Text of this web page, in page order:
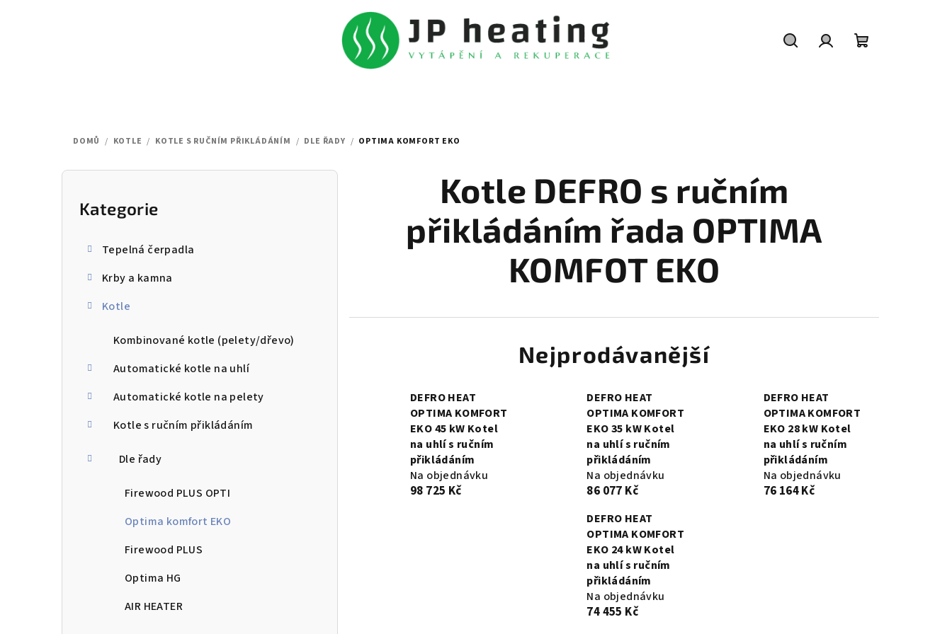
DOMŮ / KOTLE / KOTLE S RUČNÍM PŘIKLÁDÁNÍM / DLE ŘADY / OPTIMA KOMFORT EKO
P
Přeskočit
kategorie
Kategorie
Tepelná čerpadla
Krby a kamna
Kotle
Kombinované kotle (pelety/dřevo)
Automatické kotle na uhlí
Automatické kotle na pelety
Kotle s ručním přikládáním
Dle řady
Firewood PLUS OPTI
Optima komfort EKO
Firewood PLUS
Optima HG
AIR HEATER
Kotle DEFRO s ručním
přikládáním řada OPTIMA
KOMFOT EKO
Nejprodávanější
DEFRO HEAT
OPTIMA KOMFORT
EKO 45 kW Kotel
na uhlí s ručním
přikládáním
Na objednávku
98 725 Kč
DEFRO HEAT
OPTIMA KOMFORT
EKO 35 kW Kotel
na uhlí s ručním
přikládáním
Na objednávku
86 077 Kč
DEFRO HEAT
OPTIMA KOMFORT
EKO 28 kW Kotel
na uhlí s ručním
přikládáním
Na objednávku
76 164 Kč
DEFRO HEAT
OPTIMA KOMFORT
EKO 24 kW Kotel
na uhlí s ručním
přikládáním
Na objednávku
74 455 Kč